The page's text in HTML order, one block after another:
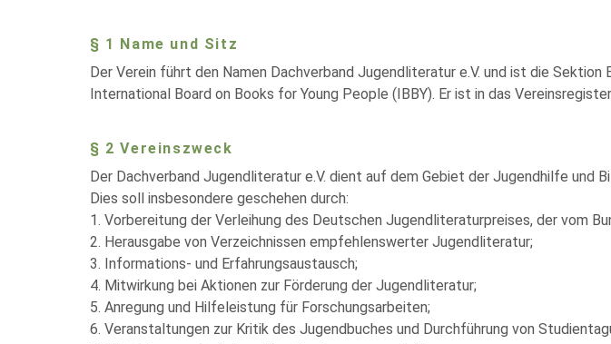
§ 1 Name und Sitz
Der Verein führt den Namen Dachverband Jugendliteratur e.V. und ist die
International Board on Books for Young People (IBBY). Er ist in das
§ 2 Vereinszweck
Der Dachverband Jugendliteratur e.V. dient auf dem Gebiet der Jugendhilfe und
Dies soll insbesondere geschehen durch:
1. Vorbereitung der Verleihung des Deutschen Jugendliteraturpreises, der vom
2. Herausgabe von Verzeichnissen empfehlenswerter Jugendliteratur;
3. Informations- und Erfahrungsaustausch;
4. Mitwirkung bei Aktionen zur Förderung der Jugendliteratur;
5. Anregung und Hilfeleistung für Forschungsarbeiten;
6. Veranstaltungen zur Kritik des Jugendbuches und Durchführung von